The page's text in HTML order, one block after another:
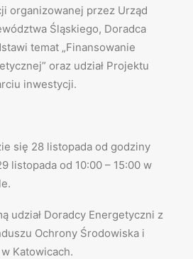
organizowanej przez Urząd
Śląskiego, Doradca
temat „Finansowanie
oraz udział Projektu
inwestycji.
się 28 listopada od godziny
listopada od 10:00 – 15:00 w
udział Doradcy Energetyczni z
Ochrony Środowiska i
Katowicach.